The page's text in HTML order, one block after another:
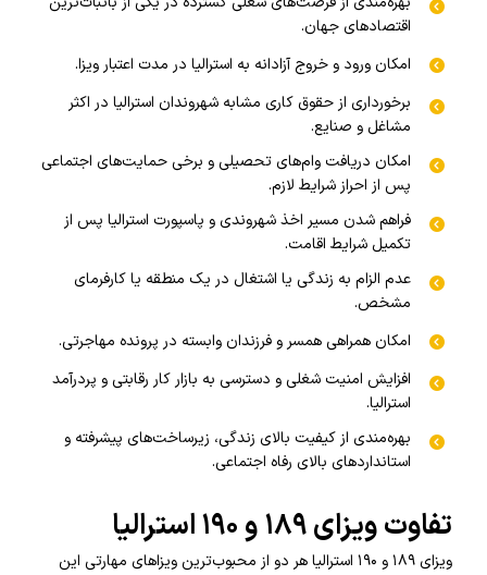
اقتصادهای جهان.
امکان ورود و خروج آزادانه به استرالیا در مدت اعتبار ویزا.
برخورداری از حقوق کاری مشابه شهروندان استرالیا در اکثر
مشاغل و صنایع.
امکان دریافت وام‌های تحصیلی و برخی حمایت‌های اجتماعی
پس از احراز شرایط لازم.
فراهم شدن مسیر اخذ شهروندی و پاسپورت استرالیا پس از
تکمیل شرایط اقامت.
عدم الزام به زندگی یا اشتغال در یک منطقه یا کارفرمای
مشخص.
امکان همراهی همسر و فرزندان وابسته در پرونده مهاجرتی.
افزایش امنیت شغلی و دسترسی به بازار کار رقابتی و پردرآمد
استرالیا.
بهره‌مندی از کیفیت بالای زندگی، زیرساخت‌های پیشرفته و
استانداردهای بالای رفاه اجتماعی.
تفاوت ویزای ۱۸۹ و ۱۹۰ استرالیا
ویزای ۱۸۹ و ۱۹۰ استرالیا هر دو از محبوب‌ترین ویزاهای مهارتی این